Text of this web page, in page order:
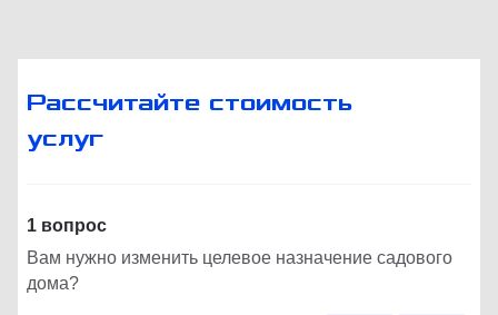
Рассчитайте стоимость
услуг
1 вопрос
Вам нужно изменить целевое назначение садового
дома?